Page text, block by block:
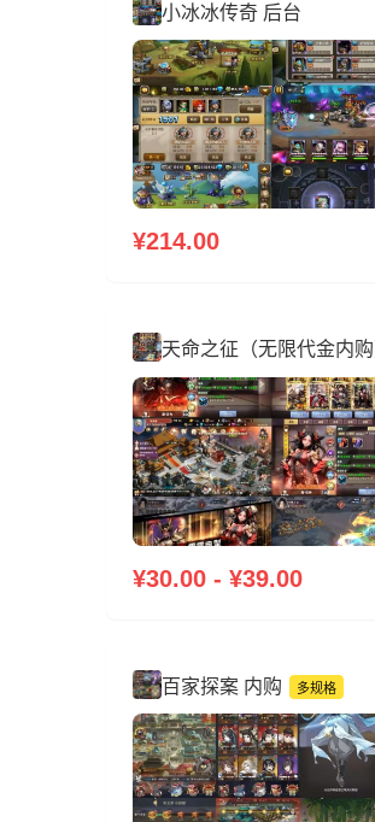
新增：幻形激活、培养、升星及
造、穿戴、强化、精炼及洗练
署、凝练及法阵招 募 新增：木雕培养、图鉴、附灵、觉
醒及木雕 招募 新增：仙盟创建、宗门加入、仙盟排行及
仙 盟争霸 新增：宗门令符打造、穿戴、培养、升阶、
属性 替换及分解 新增：普通与
法 新增：飞剑培养、万剑竞逐
尊、天界战、极阴之地及仙缘 玩法 新增：太古诛邪双人
副本、飞升支线及多章 节剧情 新增：幻形、圣兽、灵
活动 普天同庆、福耀仙罡、元
预告、寻锦揽绣、月夕悟道、一
灯元宵、
小冰冰传奇 后台
¥214.00
天命之征（无限代金内购
¥30.00 - ¥39.00
百家探案 内购 多规格